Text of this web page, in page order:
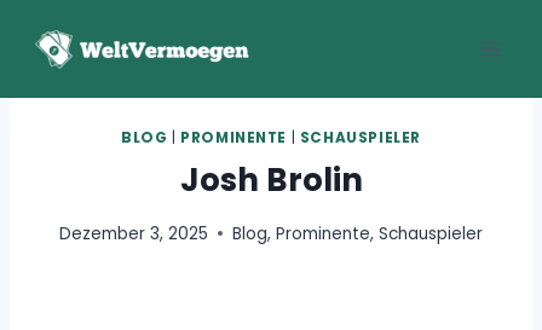
Inhalt
BLOG PROMINENTE SCHAUSPIELER
Josh Brolin
Dezember 3, 2025 Blog, Prominente, Schauspieler